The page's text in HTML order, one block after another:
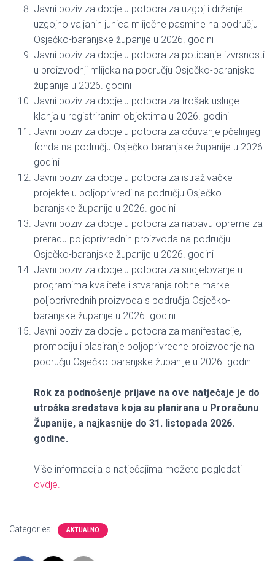
Javni poziv za dodjelu potpora za uzgoj i držanje
uzgojno valjanih junica mliječne pasmine na području
Osječko-baranjske županije u 2026. godini
Javni poziv za dodjelu potpora za poticanje izvrsnosti
u proizvodnji mlijeka na području Osječko-baranjske
županije u 2026. godini
Javni poziv za dodjelu potpora za trošak usluge
klanja u registriranim objektima u 2026. godini
Javni poziv za dodjelu potpora za očuvanje pčelinjeg
fonda na području Osječko-baranjske županije u 2026.
godini
Javni poziv za dodjelu potpora za istraživačke
projekte u poljoprivredi na području Osječko-
baranjske županije u 2026. godini
Javni poziv za dodjelu potpora za nabavu opreme za
preradu poljoprivrednih proizvoda na području
Osječko-baranjske županije u 2026. godini
Javni poziv za dodjelu potpora za sudjelovanje u
programima kvalitete i stvaranja robne marke
poljoprivrednih proizvoda s područja Osječko-
baranjske županije u 2026. godini
Javni poziv za dodjelu potpora za manifestacije,
promociju i plasiranje poljoprivredne proizvodnje na
području Osječko-baranjske županije u 2026. godini
Rok za podnošenje prijave na ove natječaje je do
utroška sredstava koja su planirana u Proračunu
Županije, a najkasnije do 31. listopada 2026.
godine.
Više informacija o natječajima možete pogledati
ovdje.
Categories: AKTUALNO